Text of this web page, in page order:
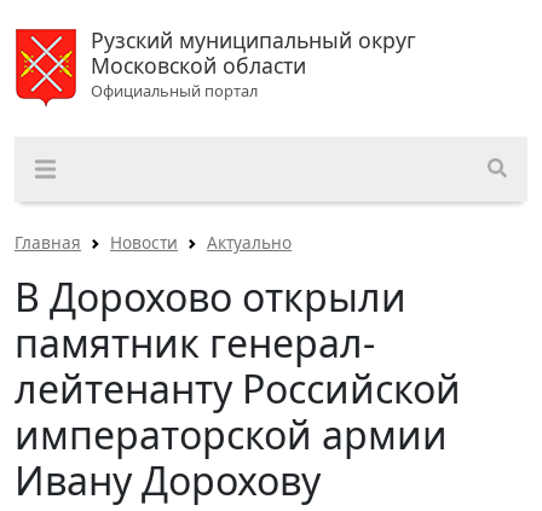
Рузский муниципальный округ
Московской области
Официальный портал
Главная Новости Актуально
В Дорохово открыли
памятник генерал-
лейтенанту Российской
императорской армии
Ивану Дорохову